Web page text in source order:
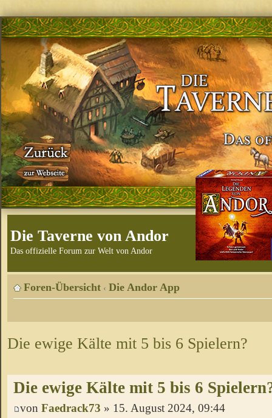
Die Taverne von Andor
Das offizielle Forum zur Welt von Andor
Foren-Übersicht ‹ Die Andor App
Die ewige Kälte mit 5 bis 6 Spielern?
Die ewige Kälte mit 5 bis 6
von Faedrack73 » 15. August 2024, 09:44